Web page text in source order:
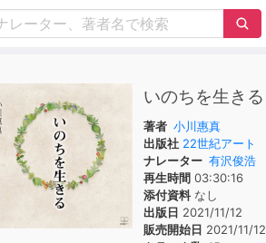
いのちを生きる
著者 小川惠真
出版社 22世紀アート
ナレーター 有沢俊浩
再生時間 03:30:16
添付資料なし
出版日 2021/11/12
販売開始日 2021/11/12